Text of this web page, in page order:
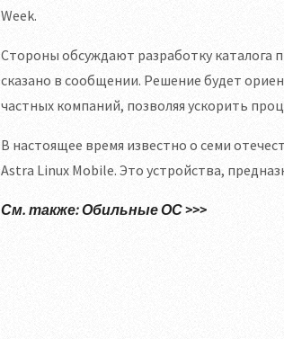
Week.
Стороны обсуждают разработку каталога
сказано в сообщении. Решение будет
частных компаний, позволяя ускорить
В настоящее время известно о семи
Astra Linux Mobile. Это устройства,
См. также: Обильные ОС >>>